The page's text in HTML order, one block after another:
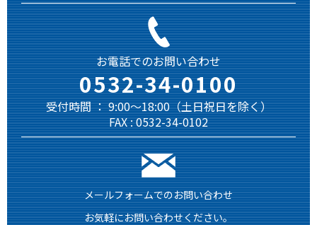
お電話でのお問い合わせ
0532-34-0100
受付時間 ： 9:00～18:00（土日祝日を除く）
FAX : 0532-34-0102
メールフォームでのお問い合わせ
お気軽にお問い合わせください。